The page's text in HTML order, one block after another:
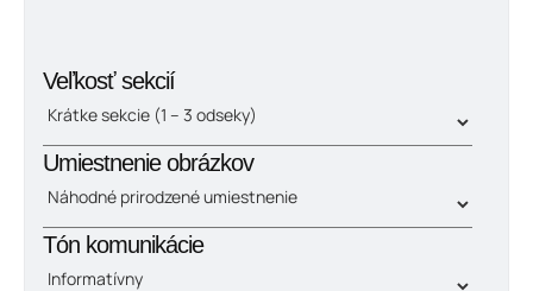
Veľkosť sekcií
Umiestnenie obrázkov
Tón komunikácie